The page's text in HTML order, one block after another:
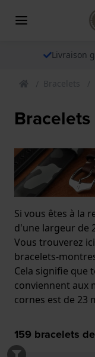
Livraison
Bracelets
Si vous êtes à la
d'une largeur de
Vous trouverez
bracelets-
Cela signifie que
conviennent aux
cornes est de 23
159 bracelets